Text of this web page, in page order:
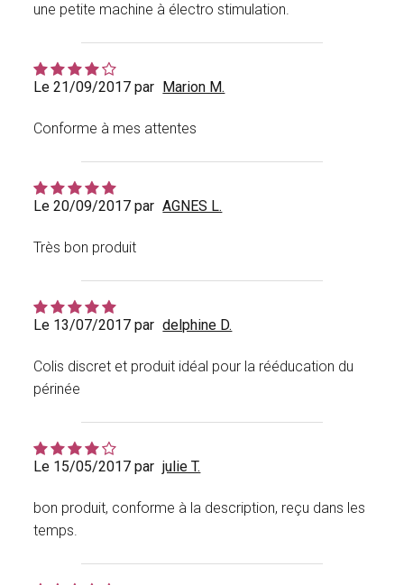
une petite machine à électro stimulation.
Le 21/09/2017 par Marion M.
Conforme à mes attentes
Le 20/09/2017 par AGNES L.
Très bon produit
Le 13/07/2017 par delphine D.
Colis discret et produit idéal pour la rééducation du
périnée
Le 15/05/2017 par julie T.
bon produit, conforme à la description, reçu dans les
temps.